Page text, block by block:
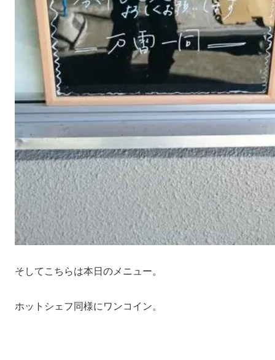
そしてこちらは本日のメニュー。
ホットシェフ同様にワンコイン。